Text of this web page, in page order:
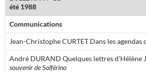
été 1988
Communications
Jean-Christophe CURTET Dans les agendas
André DURAND Quelques lettres d’Hélène
souvenir de Solférino